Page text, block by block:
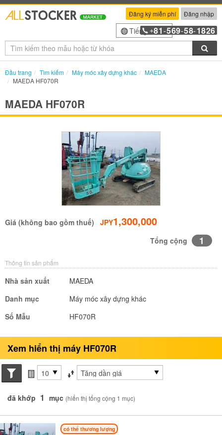
Đăng ký miễn phí Đăng nhập
Tiếng Việt
+81 -569-58-1826
Đầu trang Tìm kiếm Máy móc xây dựng khác
MAEDA
MAEDA HF070R
MAEDA HF070R
Giá (không bao gồm thuế) JPY1,300,000
Tổng cộng 1
Thông tin sản phẩm
Nhà sản xuất
MAEDA
Danh mục
Máy móc xây dựng khác
Số Mẫu
HF070R
Xem hiển thị máy HF070R
Search conditions
các mục mỗi trang
Sắp xếp theo
đã khớp 1 mục (hiển thị tổng cộng 1 mục)
có thể thương lượng